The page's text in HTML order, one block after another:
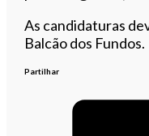
As candidaturas
Balcão dos Fundos.
Partilhar